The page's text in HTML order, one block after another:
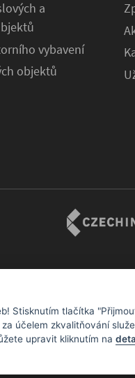
a
vybavení
objektů
aktivity
Stisknutím tlačítka
účelem zkvalitňování
upravit kliknutím na